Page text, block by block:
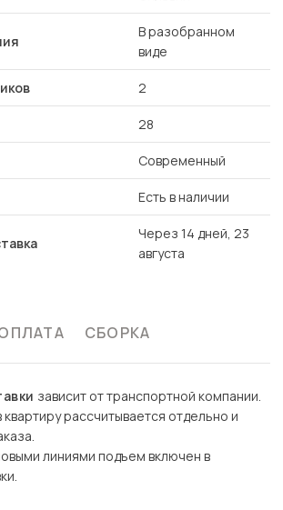
В разобранном
виде
2
28
Современный
Есть в наличии
Через 14 дней, 23
августа
СБОРКА
зависит от транспортной компании.
рассчитывается отдельно и
линиями подъем включен в